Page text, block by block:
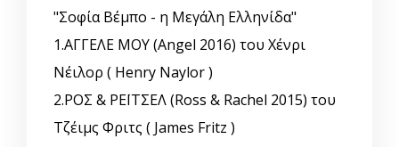
"Σοφία Βέμπο - η Μεγάλη Ελληνίδα"
1.ΑΓΓΕΛΕ ΜΟΥ (Angel 2016) του Χένρι
Νέιλορ ( Henry Naylor )
2.ΡΟΣ & ΡΕΪΤΣΕΛ (Ross & Rachel 2015) του
Τζέιμς Φριτς ( James Fritz )